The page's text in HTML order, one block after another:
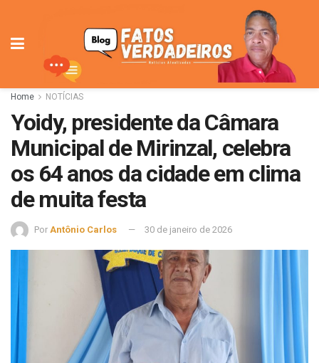
Home NOTÍCIAS
Yoidy, presidente da Câmara
Municipal de Mirinzal, celebra
os 64 anos da cidade em clima
de muita festa
Por Antônio Carlos 30 de janeiro de 2026